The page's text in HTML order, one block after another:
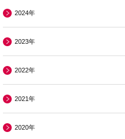
2024年
2023年
2022年
2021年
2020年